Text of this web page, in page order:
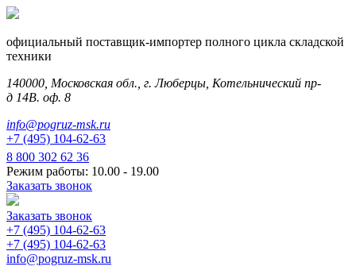
официальный поставщик-импортер полного цикла складской
техники
140000, Московская обл., г. Люберцы, Котельнический пр-
д 14В. оф. 8
info@pogruz-msk.ru
+7 (495) 104-62-63
8 800 302 62 36
Режим работы: 10.00 - 19.00
Заказать звонок
Заказать звонок
+7 (495) 104-62-63
+7 (495) 104-62-63
info@pogruz-msk.ru